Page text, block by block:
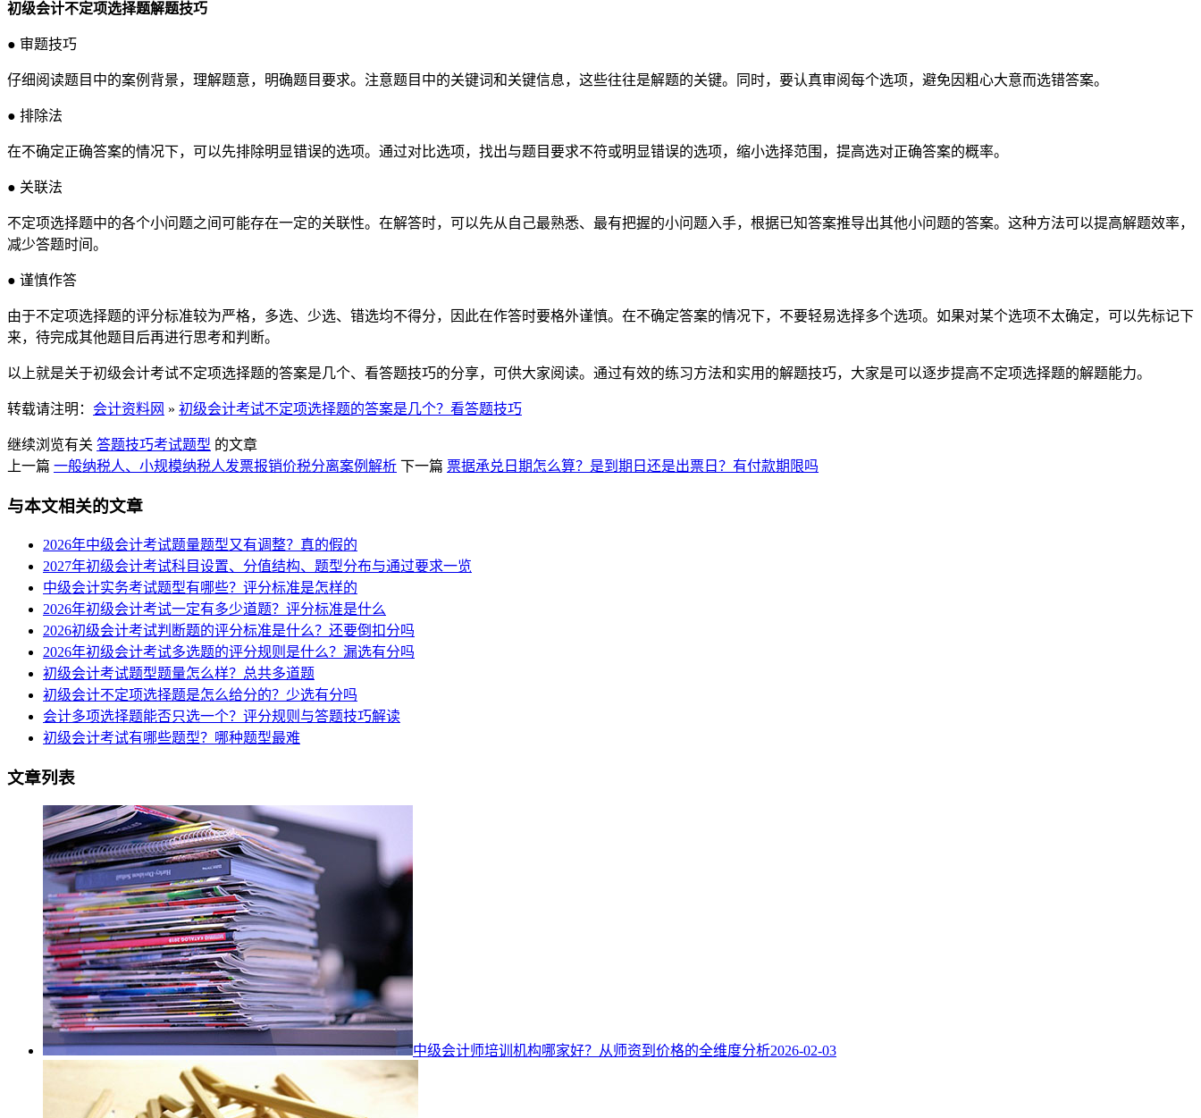
初级会计不定项选择题解题技巧
● ​审题技巧
仔细阅读题目中的案例背景，理解题意，明确题目要求。注意题目中的关键词和关键信息，这些往往是解题的关键。同时，要认真审阅每个选项，避免因粗心大意而选错答案。
● 排除法
在不确定正确答案的情况下，可以先排除明显错误的选项。通过对比选项，找出与题目要求不符或明显错误的选项，缩小选择范围，提高选对正确答案的概率。
● 关联法
不定项选择题中的各个小问题之间可能存在一定的关联性。在解答时，可以先从自己最熟悉、最有把握的小问题入手，根据已知答案推导出其他小问题的答案。这种方法可以提高解题效率，
减少答题时间。
● 谨慎作答
由于不定项选择题的评分标准较为严格，多选、少选、错选均不得分，因此在作答时要格外谨慎。在不确定答案的情况下，不要轻易选择多个选项。如果对某个选项不太确定，可以先标记下
来，待完成其他题目后再进行思考和判断。
以上就是关于初级会计考试不定项选择题的答案是几个、看答题技巧的分享，可供大家阅读。通过有效的练习方法和实用的解题技巧，大家是可以逐步提高不定项选择题的解题能力。
转载请注明： 会计资料网 » 初级会计考试不定项选择题的答案是几个？看答题技巧
继续浏览有关 答题技巧考试题型 的文章
上一篇 一般纳税人、小规模纳税人发票报销价税分离案例解析 下一篇 票据承兑日期怎么算？是到期日还是出票日？有付款期限吗
与本文相关的文章
2026年中级会计考试题量题型又有调整？真的假的
2027年初级会计考试科目设置、分值结构、题型分布与通过要求一览
中级会计实务考试题型有哪些？评分标准是怎样的
2026年初级会计考试一定有多少道题？评分标准是什么
2026初级会计考试判断题的评分标准是什么？还要倒扣分吗
2026年初级会计考试多选题的评分规则是什么？漏选有分吗
初级会计考试题型题量怎么样？总共多道题
初级会计不定项选择题是怎么给分的？少选有分吗
会计多项选择题能否只选一个？评分规则与答题技巧解读
初级会计考试有哪些题型？哪种题型最难
文章列表
中级会计师培训机构哪家好？从师资到价格的全维度分析2026-02-03